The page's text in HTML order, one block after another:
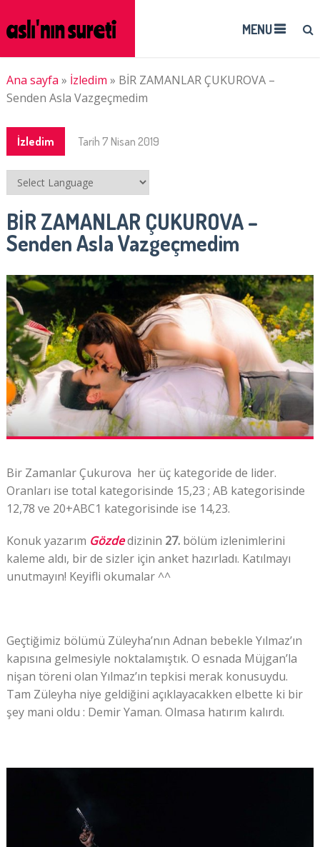
MENU
Ana sayfa » İzledim » BİR ZAMANLAR ÇUKUROVA –
Senden Asla Vazgeçmedim
İzledim Tarih 7 Nisan 2019
BİR ZAMANLAR ÇUKUROVA –
Senden Asla Vazgeçmedim
Bir Zamanlar Çukurova her üç kategoride de lider.
Oranları ise total kategorisinde 15,23 ; AB kategorisinde
12,78 ve 20+ABC1 kategorisinde ise 14,23.
Konuk yazarım Gözdedizinin 27. bölüm izlenimlerini
kaleme aldı, bir de sizler için anket hazırladı. Katılmayı
unutmayın! Keyifli okumalar ^^
Geçtiğimiz bölümü Züleyha’nın Adnan bebekle Yılmaz’ın
kapısına gelmesiyle noktalamıştık. O esnada Müjgan’la
nişan töreni olan Yılmaz’ın tepkisi merak konusuydu.
Tam Züleyha niye geldiğini açıklayacakken elbette ki bir
şey mani oldu : Demir Yaman. Olmasa hatırım kalırdı.